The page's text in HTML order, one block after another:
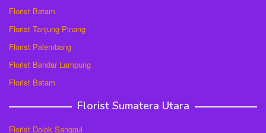
Florist Batam
Florist Tanjung Pinang
Florist Palembang
Florist Bandar Lampung
Florist Batam
Florist Sumatera Utara
Florist Dolok Sanggul